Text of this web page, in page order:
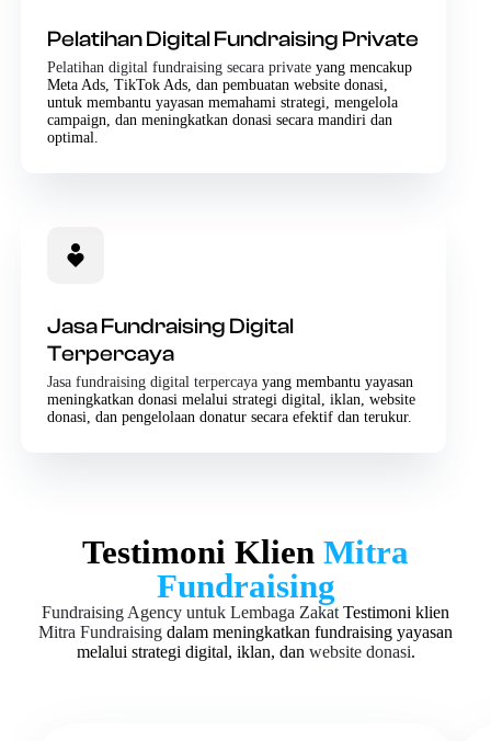
Pelatihan Digital Fundraising Private
Pelatihan digital fundraising secara private yang mencakup
Meta Ads, TikTok Ads, dan pembuatan website donasi,
untuk membantu yayasan memahami strategi, mengelola
campaign, dan meningkatkan donasi secara mandiri dan
optimal.
Jasa Fundraising Digital
Terpercaya
Jasa fundraising digital terpercaya yang membantu yayasan
meningkatkan donasi melalui strategi digital, iklan, website
donasi, dan pengelolaan donatur secara efektif dan terukur.
Testimoni Klien Mitra
Fundraising
Fundraising Agency untuk Lembaga Zakat Testimoni klien
Mitra Fundraising dalam meningkatkan fundraising yayasan
melalui strategi digital, iklan, dan website donasi.